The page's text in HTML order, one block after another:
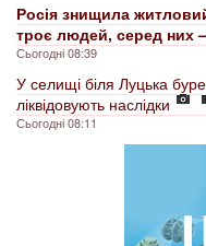
Росія знищила
троє людей, серед них
Сьогодні 08:39
У селищі біля Луцька
ліквідовують наслідки
Сьогодні 08:11